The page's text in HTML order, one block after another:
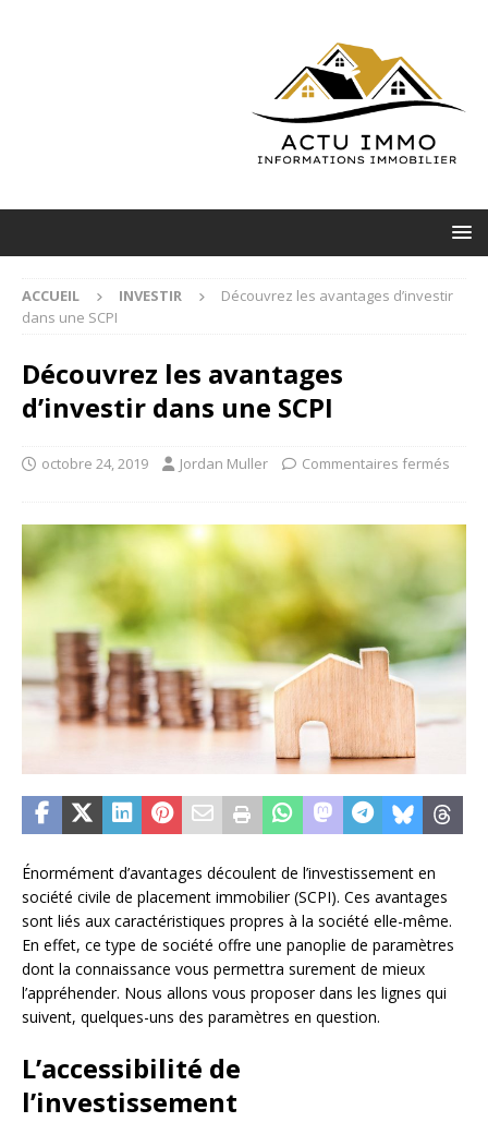
ACCUEIL INVESTIR
Découvrez les avantages d’investir
dans une SCPI
Découvrez les avantages
d’investir dans une SCPI
octobre 24, 2019 Jordan Muller Commentaires fermés
Énormément d’avantages découlent de l’investissement en
société civile de placement immobilier (SCPI). Ces avantages
sont liés aux caractéristiques propres à la société elle-même.
En effet, ce type de société offre une panoplie de paramètres
dont la connaissance vous permettra surement de mieux
l’appréhender. Nous allons vous proposer dans les lignes qui
suivent, quelques-uns des paramètres en question.
L’accessibilité de
l’investissement